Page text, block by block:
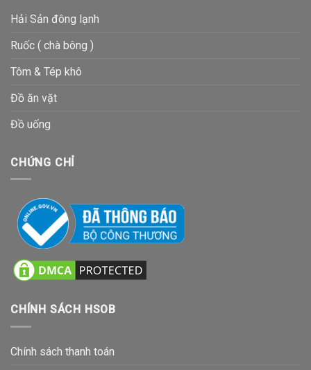
Hải Sản đông lạnh
Ruốc ( chà bông )
Tôm & Tép khô
Đồ ăn vặt
Đồ uống
CHỨNG CHỈ
CHÍNH SÁCH HSOB
Chính sách thanh toán